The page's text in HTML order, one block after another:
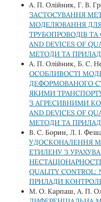
А. П. Олійник, Г. В.
ЗАСТОСУВАННЯ
МОДЕЛЮВАННЯ
ТРУБОПРОВОДІВ
AND DEVICES OF
МЕТОДИ ТА
А. П. Олійник, Б. С.
ОСОБЛИВОСТІ
ДЕФОРМОВАНОГО
ЯКИМИ
З АГРЕСИВНИМИ
AND DEVICES OF
МЕТОДИ ТА
В. С. Борин, Л. І.
УДОСКОНАЛЕННЯ
ЕТИЛЕНУ З
НЕСТАЦІОНАРНОСТІ
QUALITY
ПРИЛАДИ
М. О. Карпаш, А. П.